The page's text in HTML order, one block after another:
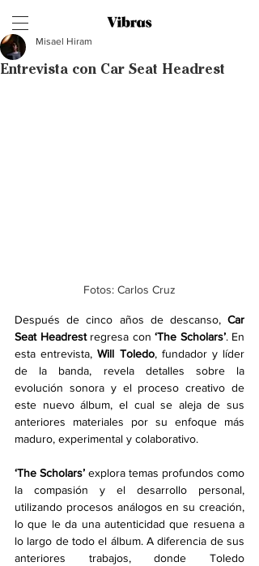
Entrevista con Car Seat Headrest
Misael Hiram
Fotos: Carlos Cruz
Después de cinco años de descanso, Car
Seat Headrest regresa con ‘The Scholars’. En
esta entrevista, Will Toledo, fundador y líder
de la banda, revela detalles sobre la
evolución sonora y el proceso creativo de
este nuevo álbum, el cual se aleja de sus
anteriores materiales por su enfoque más
maduro, experimental y colaborativo.
‘The Scholars’ explora temas profundos como
la compasión y el desarrollo personal,
utilizando procesos análogos en su creación,
lo que le da una autenticidad que resuena a
lo largo de todo el álbum. A diferencia de sus
anteriores trabajos, donde Toledo